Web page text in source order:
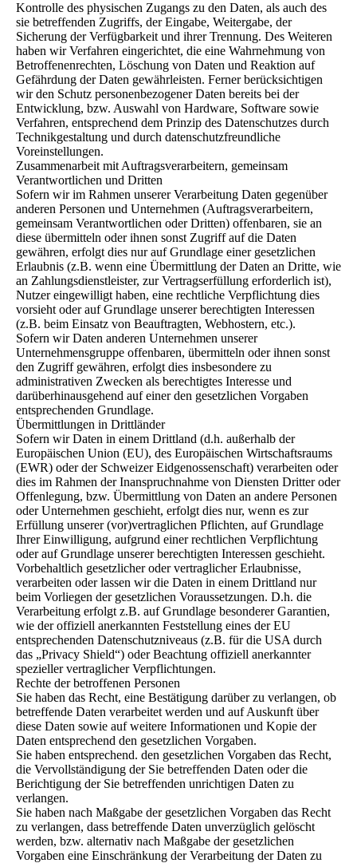
Kontrolle des physischen Zugangs zu den Daten, als auch des
sie betreffenden Zugriffs, der Eingabe, Weitergabe, der
Sicherung der Verfügbarkeit und ihrer Trennung. Des Weiteren
haben wir Verfahren eingerichtet, die eine Wahrnehmung von
Betroffenenrechten, Löschung von Daten und Reaktion auf
Gefährdung der Daten gewährleisten. Ferner berücksichtigen
wir den Schutz personenbezogener Daten bereits bei der
Entwicklung, bzw. Auswahl von Hardware, Software sowie
Verfahren, entsprechend dem Prinzip des Datenschutzes durch
Technikgestaltung und durch datenschutzfreundliche
Voreinstellungen.
Zusammenarbeit mit Auftragsverarbeitern, gemeinsam
Verantwortlichen und Dritten
Sofern wir im Rahmen unserer Verarbeitung Daten gegenüber
anderen Personen und Unternehmen (Auftragsverarbeitern,
gemeinsam Verantwortlichen oder Dritten) offenbaren, sie an
diese übermitteln oder ihnen sonst Zugriff auf die Daten
gewähren, erfolgt dies nur auf Grundlage einer gesetzlichen
Erlaubnis (z.B. wenn eine Übermittlung der Daten an Dritte, wie
an Zahlungsdienstleister, zur Vertragserfüllung erforderlich ist),
Nutzer eingewilligt haben, eine rechtliche Verpflichtung dies
vorsieht oder auf Grundlage unserer berechtigten Interessen
(z.B. beim Einsatz von Beauftragten, Webhostern, etc.).
Sofern wir Daten anderen Unternehmen unserer
Unternehmensgruppe offenbaren, übermitteln oder ihnen sonst
den Zugriff gewähren, erfolgt dies insbesondere zu
administrativen Zwecken als berechtigtes Interesse und
darüberhinausgehend auf einer den gesetzlichen Vorgaben
entsprechenden Grundlage.
Übermittlungen in Drittländer
Sofern wir Daten in einem Drittland (d.h. außerhalb der
Europäischen Union (EU), des Europäischen Wirtschaftsraums
(EWR) oder der Schweizer Eidgenossenschaft) verarbeiten oder
dies im Rahmen der Inanspruchnahme von Diensten Dritter oder
Offenlegung, bzw. Übermittlung von Daten an andere Personen
oder Unternehmen geschieht, erfolgt dies nur, wenn es zur
Erfüllung unserer (vor)vertraglichen Pflichten, auf Grundlage
Ihrer Einwilligung, aufgrund einer rechtlichen Verpflichtung
oder auf Grundlage unserer berechtigten Interessen geschieht.
Vorbehaltlich gesetzlicher oder vertraglicher Erlaubnisse,
verarbeiten oder lassen wir die Daten in einem Drittland nur
beim Vorliegen der gesetzlichen Voraussetzungen. D.h. die
Verarbeitung erfolgt z.B. auf Grundlage besonderer Garantien,
wie der offiziell anerkannten Feststellung eines der EU
entsprechenden Datenschutzniveaus (z.B. für die USA durch
das „Privacy Shield“) oder Beachtung offiziell anerkannter
spezieller vertraglicher Verpflichtungen.
Rechte der betroffenen Personen
Sie haben das Recht, eine Bestätigung darüber zu verlangen, ob
betreffende Daten verarbeitet werden und auf Auskunft über
diese Daten sowie auf weitere Informationen und Kopie der
Daten entsprechend den gesetzlichen Vorgaben.
Sie haben entsprechend. den gesetzlichen Vorgaben das Recht,
die Vervollständigung der Sie betreffenden Daten oder die
Berichtigung der Sie betreffenden unrichtigen Daten zu
verlangen.
Sie haben nach Maßgabe der gesetzlichen Vorgaben das Recht
zu verlangen, dass betreffende Daten unverzüglich gelöscht
werden, bzw. alternativ nach Maßgabe der gesetzlichen
Vorgaben eine Einschränkung der Verarbeitung der Daten zu